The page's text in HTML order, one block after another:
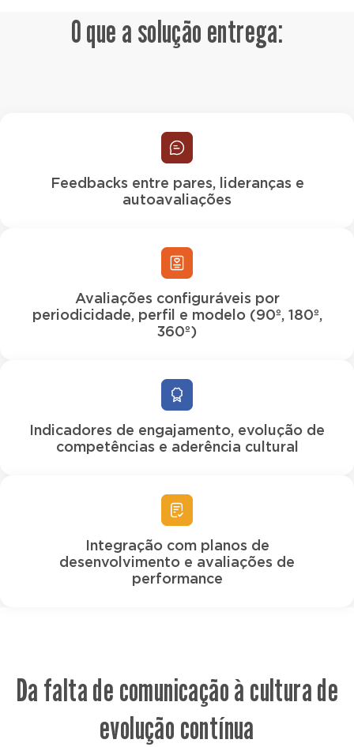
O que a solução entrega:
Feedbacks entre pares, lideranças e
autoavaliações
Avaliações configuráveis por
periodicidade, perfil e modelo (90º, 180º,
360º)
Indicadores de engajamento, evolução de
competências e aderência cultural
Integração com planos de
desenvolvimento e avaliações de
performance
Da falta de comunicação à cultura de
evolução contínua